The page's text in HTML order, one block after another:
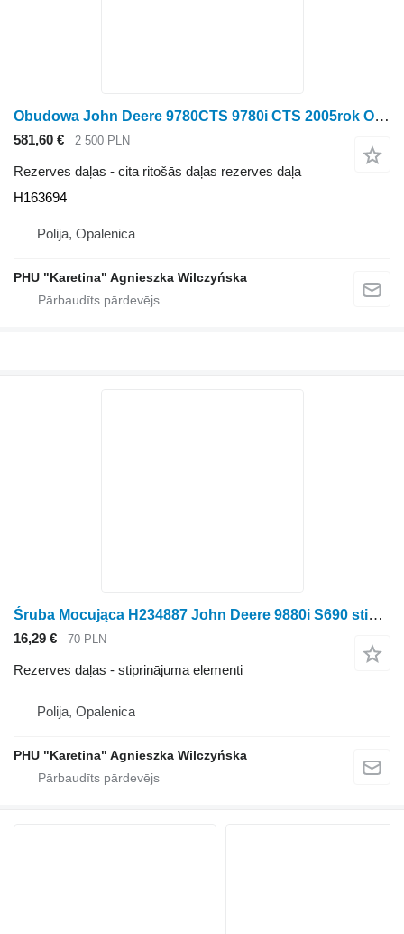
Obudowa John Deere 9780CTS 9780i CTS 2005rok Obudowa H163694 paredzēts John Deere 9780CTS ,9780i CTS graudu kombaina
581,60 € 2 500 PLN
Rezerves daļas - cita ritošās daļas rezerves daļa
H163694
Polija, Opalenica
PHU "Karetina" Agnieszka Wilczyńska
Śruba Mocująca H234887 John Deere 9880i S690 stiprinājuma skrūve H234887 paredzēts John Deere 9880i S690 graudu kombaina
16,29 € 70 PLN
Rezerves daļas - stiprinājuma elementi
Polija, Opalenica
PHU "Karetina" Agnieszka Wilczyńska